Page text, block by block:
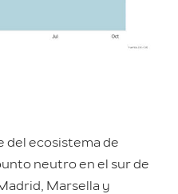
del ecosistema de
neutro en el sur de
Marsella y